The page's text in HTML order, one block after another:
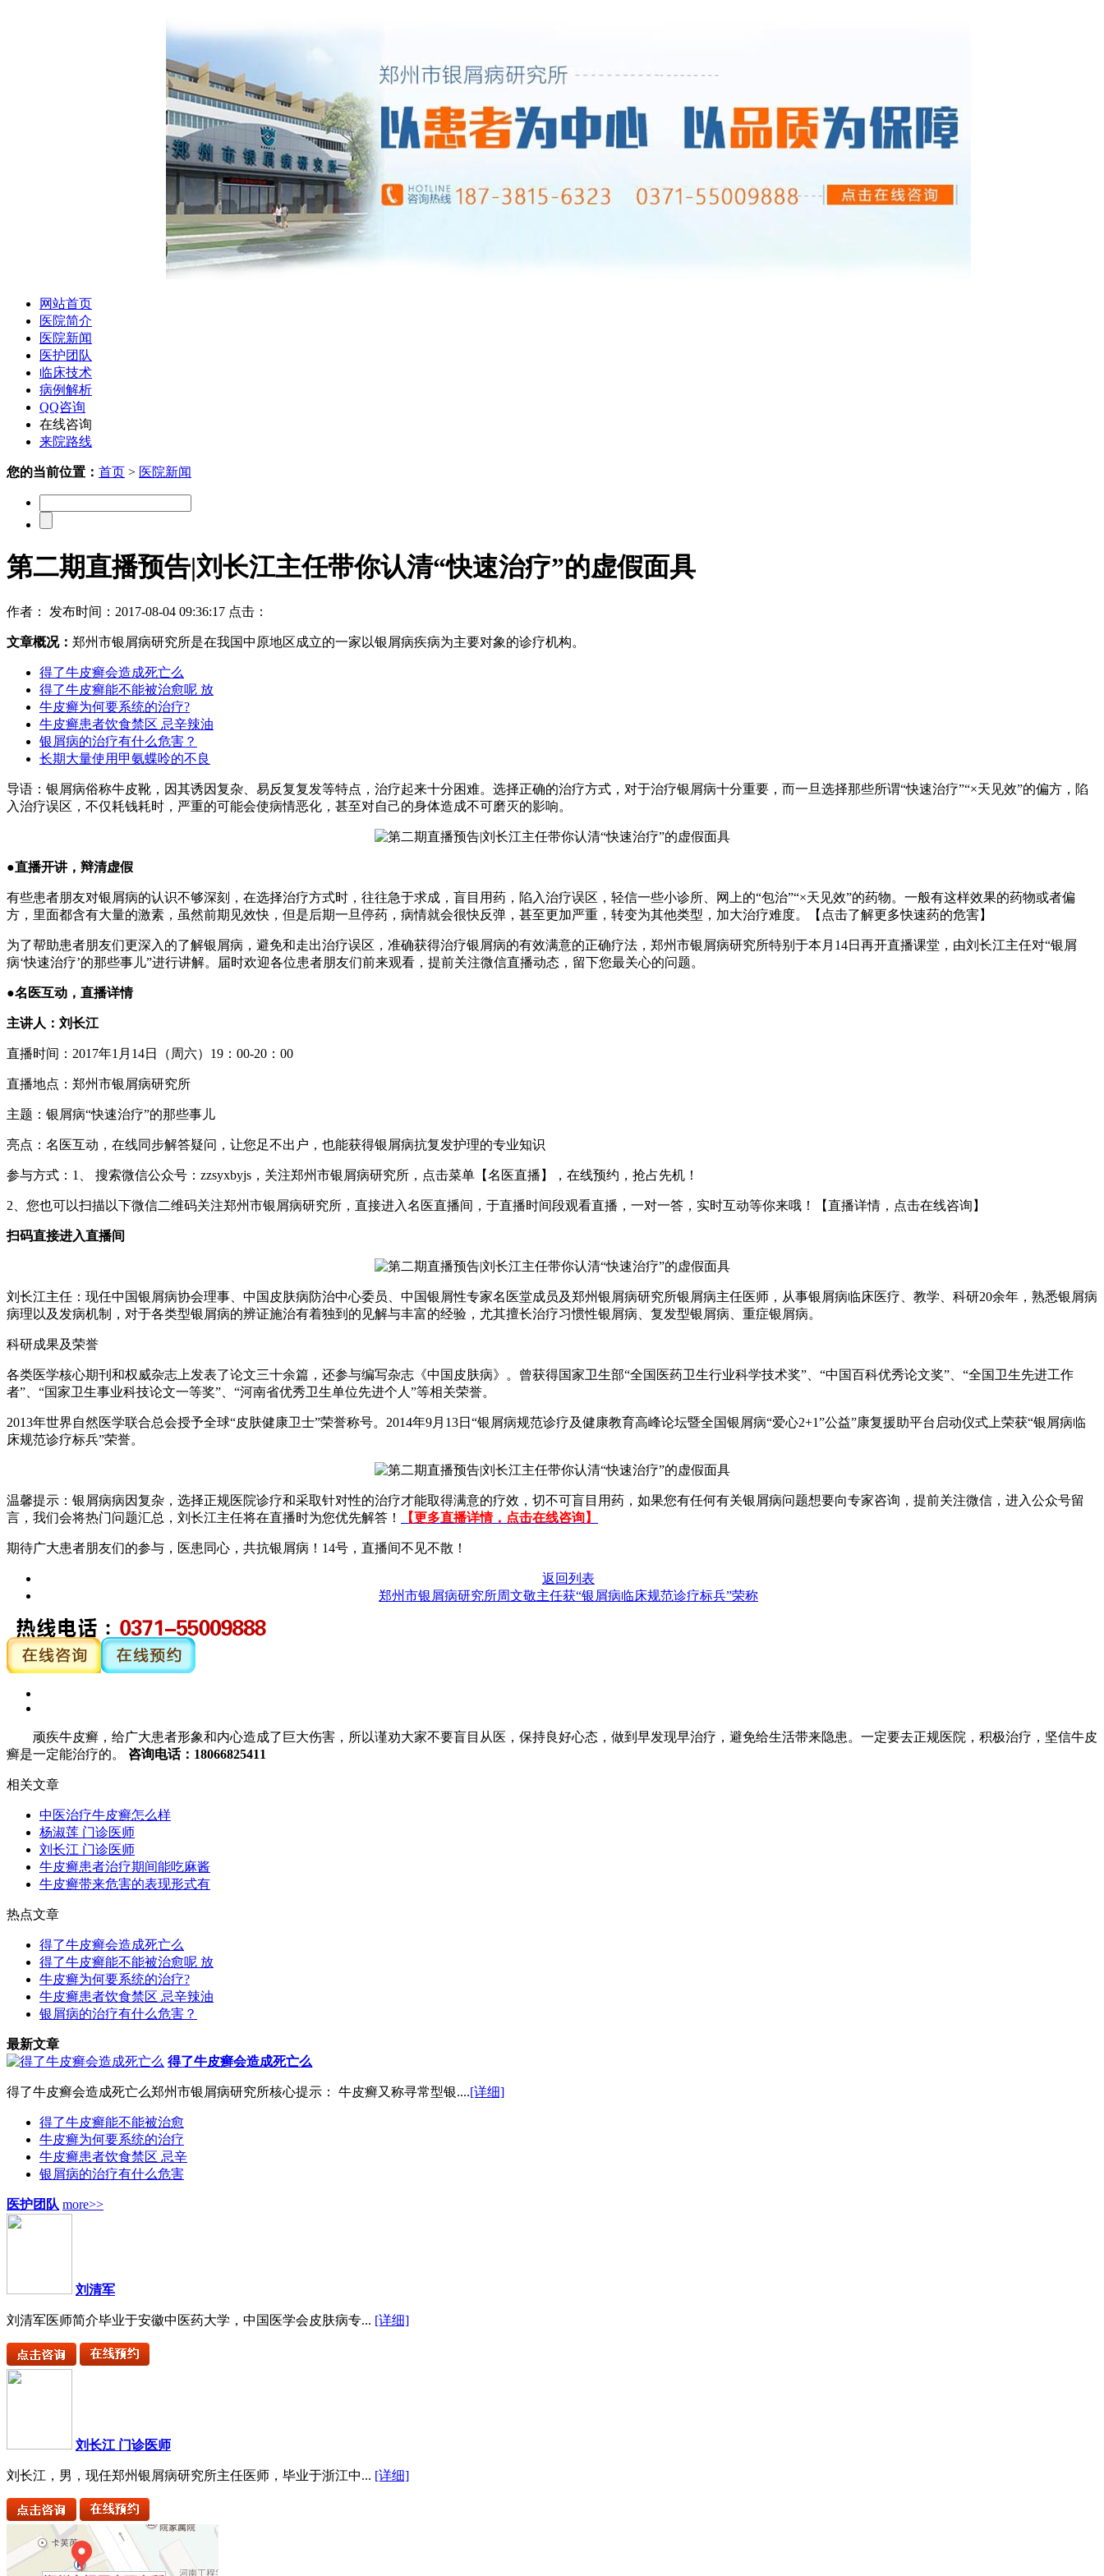
网站首页
医院简介
医院新闻
医护团队
临床技术
病例解析
QQ咨询
在线咨询
来院路线
您的当前位置： 首页 > 医院新闻
第二期直播预告|刘长江主任带你认清“快速治疗”的虚假面具
作者： 发布时间：2017-08-04 09:36:17 点击：
文章概况： 郑州市银屑病研究所是在我国中原地区成立的一家以银屑病疾病为主要对象的诊疗机构。
得了牛皮癣会造成死亡么
得了牛皮癣能不能被治愈呢 放
牛皮癣为何要系统的治疗?
牛皮癣患者饮食禁区 忌辛辣油
银屑病的治疗有什么危害？
长期大量使用甲氨蝶呤的不良
导语：银屑病俗称牛皮靴，因其诱因复杂、易反复复发等特点，治疗起来十分困难。选择正确的治疗方式，对于治疗银屑病十分重要，而一旦选择那些所谓“快速治疗”“×天见效”的偏方，陷
入治疗误区，不仅耗钱耗时，严重的可能会使病情恶化，甚至对自己的身体造成不可磨灭的影响。
●直播开讲，辩清虚假
有些患者朋友对银屑病的认识不够深刻，在选择治疗方式时，往往急于求成，盲目用药，陷入治疗误区，轻信一些小诊所、网上的“包治”“×天见效”的药物。一般有这样效果的药物或者偏
方，里面都含有大量的激素，虽然前期见效快，但是后期一旦停药，病情就会很快反弹，甚至更加严重，转变为其他类型，加大治疗难度。【点击了解更多快速药的危害】
为了帮助患者朋友们更深入的了解银屑病，避免和走出治疗误区，准确获得治疗银屑病的有效满意的正确疗法，郑州市银屑病研究所特别于本月14日再开直播课堂，由刘长江主任对“银屑
病‘快速治疗’的那些事儿”进行讲解。届时欢迎各位患者朋友们前来观看，提前关注微信直播动态，留下您最关心的问题。
●名医互动，直播详情
主讲人：刘长江
直播时间：2017年1月14日（周六）19：00-20：00
直播地点：郑州市银屑病研究所
主题：银屑病“快速治疗”的那些事儿
亮点：名医互动，在线同步解答疑问，让您足不出户，也能获得银屑病抗复发护理的专业知识
参与方式：1、 搜索微信公众号：zzsyxbyjs，关注郑州市银屑病研究所，点击菜单【名医直播】，在线预约，抢占先机！
2、您也可以扫描以下微信二维码关注郑州市银屑病研究所，直接进入名医直播间，于直播时间段观看直播，一对一答，实时互动等你来哦！【直播详情，点击在线咨询】
扫码直接进入直播间
刘长江主任：现任中国银屑病协会理事、中国皮肤病防治中心委员、中国银屑性专家名医堂成员及郑州银屑病研究所银屑病主任医师，从事银屑病临床医疗、教学、科研20余年，熟悉银屑病
病理以及发病机制，对于各类型银屑病的辨证施治有着独到的见解与丰富的经验，尤其擅长治疗习惯性银屑病、复发型银屑病、重症银屑病。
科研成果及荣誉
各类医学核心期刊和权威杂志上发表了论文三十余篇，还参与编写杂志《中国皮肤病》。曾获得国家卫生部“全国医药卫生行业科学技术奖”、“中国百科优秀论文奖”、“全国卫生先进工作
者”、“国家卫生事业科技论文一等奖”、“河南省优秀卫生单位先进个人”等相关荣誉。
2013年世界自然医学联合总会授予全球“皮肤健康卫士”荣誉称号。2014年9月13日“银屑病规范诊疗及健康教育高峰论坛暨全国银屑病“爱心2+1”公益”康复援助平台启动仪式上荣获“银屑病临
床规范诊疗标兵”荣誉。
温馨提示：银屑病病因复杂，选择正规医院诊疗和采取针对性的治疗才能取得满意的疗效，切不可盲目用药，如果您有任何有关银屑病问题想要向专家咨询，提前关注微信，进入公众号留
言，我们会将热门问题汇总，刘长江主任将在直播时为您优先解答！
【更多直播详情，点击在线咨询】
期待广大患者朋友们的参与，医患同心，共抗银屑病！14号，直播间不见不散！
返回列表
郑州市银屑病研究所周文敬主任获“银屑病临床规范诊疗标兵”荣称
顽疾牛皮癣，给广大患者形象和内心造成了巨大伤害，所以谨劝大家不要盲目从医，保持良好心态，做到早发现早治疗，避免给生活带来隐患。一定要去正规医院，积极治疗，坚信牛皮
癣是一定能治疗的。 咨询电话：18066825411
相关文章
中医治疗牛皮癣怎么样
杨淑莲 门诊医师
刘长江 门诊医师
牛皮癣患者治疗期间能吃麻酱
牛皮癣带来危害的表现形式有
热点文章
得了牛皮癣会造成死亡么
得了牛皮癣能不能被治愈呢 放
牛皮癣为何要系统的治疗?
牛皮癣患者饮食禁区 忌辛辣油
银屑病的治疗有什么危害？
最新文章
得了牛皮癣会造成死亡么
得了牛皮癣会造成死亡么郑州市银屑病研究所核心提示： 牛皮癣又称寻常型银....[详细]
得了牛皮癣能不能被治愈
牛皮癣为何要系统的治疗
牛皮癣患者饮食禁区 忌辛
银屑病的治疗有什么危害
医护团队 more>>
刘清军
刘清军医师简介毕业于安徽中医药大学，中国医学会皮肤病专... [详细]
刘长江 门诊医师
刘长江，男，现任郑州银屑病研究所主任医师，毕业于浙江中... [详细]